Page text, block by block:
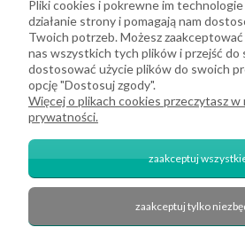
2026 DeHome.pl | Tekstylia domowe
Pierściec | E-mail: dehome@dehome.pl | Tel.:
Pliki cookies i pokrewne im
działanie strony i pomagają nam
Twoich potrzeb. Możesz
nas wszystkich tych plików i przejść do
dostosować użycie plików do swoich
opcję "Dostosuj zgody".
Więcej o plikach cookies przeczytasz
prywatności.
zaakceptuj
zaakceptuj tylko